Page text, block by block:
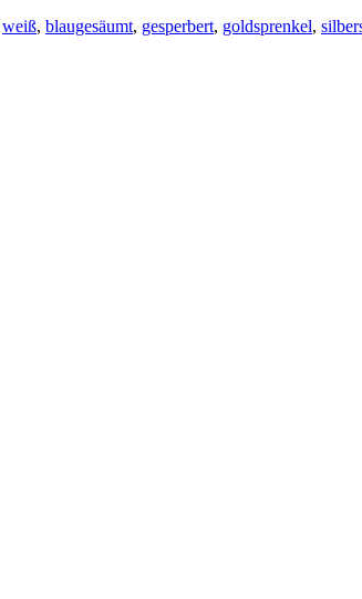
weiß, blaugesäumt, gesperbert, goldsprenkel,